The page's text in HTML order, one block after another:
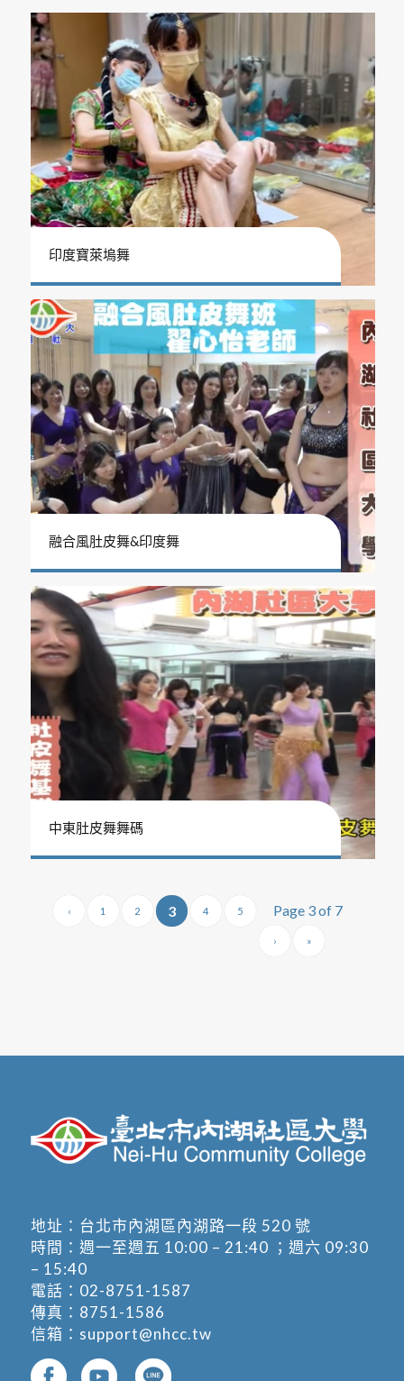
印度寶萊塢舞
融合風肚皮舞&印度舞
中東肚皮舞舞碼
Page 3 of 7
‹ 1 2 3 4 5
› »
地址： 台北市內湖區內湖路一段 520 號
時間：週一至週五 10:00 – 21:40 ；週六 09:30
– 15:40
電話： 02-8751-1587
傳真：8751-1586
信箱： support@nhcc.tw